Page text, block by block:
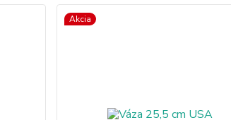
Akcia